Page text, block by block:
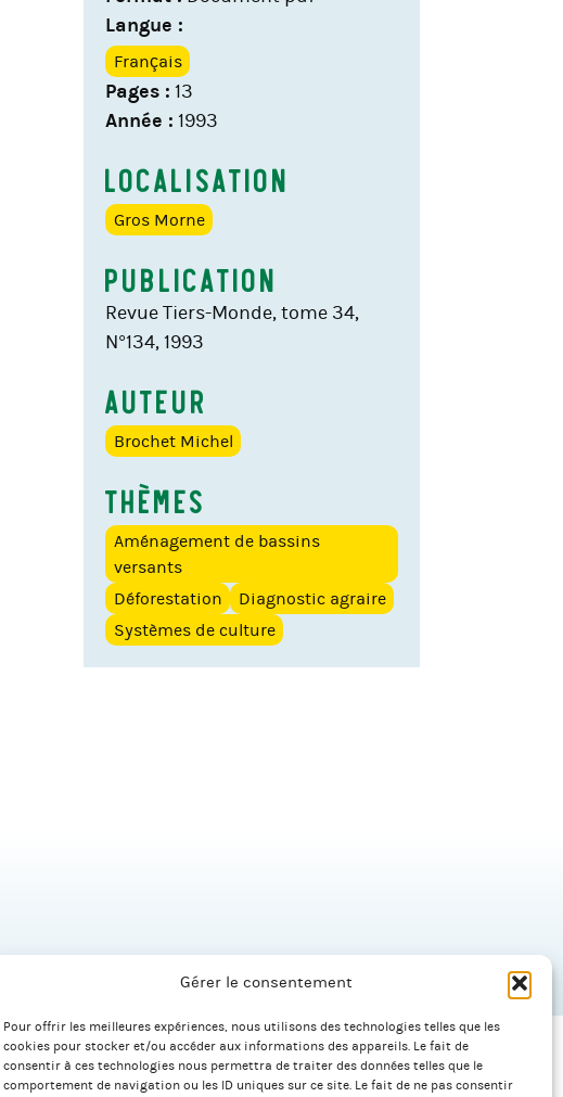
Gérer le consentement
Pour offrir les meilleures expériences, nous utilisons des technologies telles que les
cookies pour stocker et/ou accéder aux informations des appareils. Le fait de
consentir à ces technologies nous permettra de traiter des données telles que le
comportement de navigation ou les ID uniques sur ce site. Le fait de ne pas consentir
Langue :
Français
Pages : 13
Année : 1993
Localisation
Gros Morne
Publication
Revue Tiers-Monde, tome 34,
N°134, 1993
Auteur
Brochet Michel
Thèmes
Aménagement de bassins
versants
Déforestation
Diagnostic agraire
Systèmes de culture